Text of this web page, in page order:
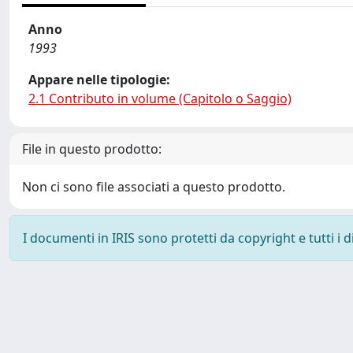
Anno
1993
Appare nelle tipologie:
2.1 Contributo in volume (Capitolo o Saggio)
File in questo prodotto:
Non ci sono file associati a questo prodotto.
I documenti in IRIS sono protetti da copyright e tutti i